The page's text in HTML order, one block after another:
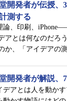
開発者が伝授、
測する
論、印刷、
アとは何なのだろ
か、「アイデアの
開発者が解説、
デアとは人を動か